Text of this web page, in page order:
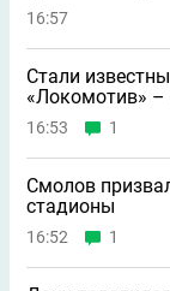
16:57
Стали
«Локомотив» –
16:53 1
Смолов
стадионы
16:52 1